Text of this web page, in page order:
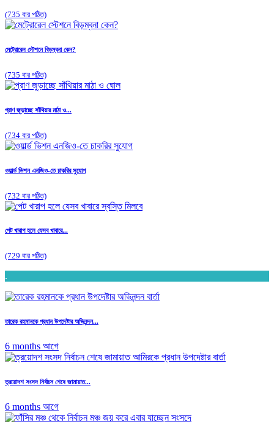
(735 বার পঠিত)
মেট্রোরেল স্টেশনে বিড়ম্বনা কেন?
(735 বার পঠিত)
প্রাণ জুড়াচ্ছে সাঁথিয়ার মাঠা ও...
(734 বার পঠিত)
ওয়ার্ল্ড ভিশন এনজিও-তে চাকরির সুযোগ
(732 বার পঠিত)
পেট খারাপ হলে যেসব খাবারে...
(729 বার পঠিত)
.
তারেক রহমানকে প্রধান উপদেষ্টার অভিনন্দন...
6 months আগে
ত্রয়োদশ সংসদ নির্বাচন শেষে জামায়াত...
6 months আগে